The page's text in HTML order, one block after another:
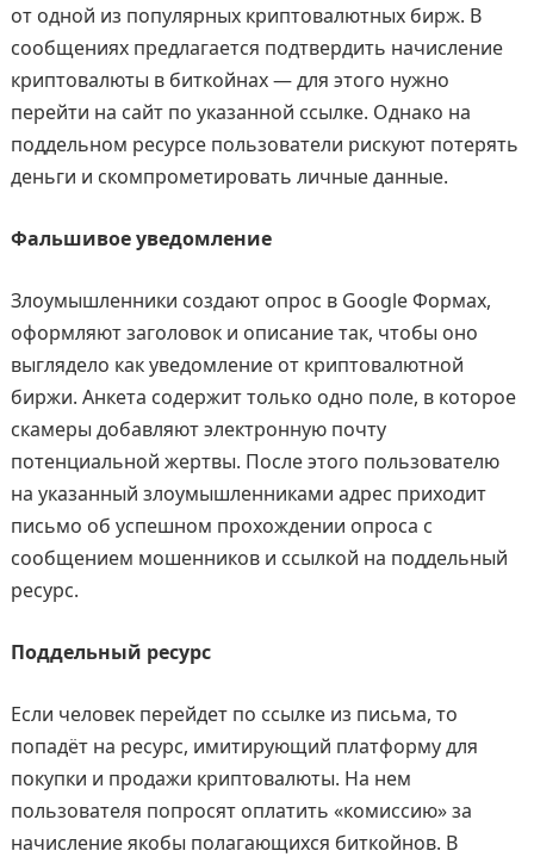
от одной из популярных криптовалютных бирж. В
сообщениях предлагается подтвердить начисление
криптовалюты в биткойнах — для этого нужно
перейти на сайт по указанной ссылке. Однако на
поддельном ресурсе пользователи рискуют потерять
деньги и скомпрометировать личные данные.
Фальшивое уведомление
Злоумышленники создают опрос в Google Формах,
оформляют заголовок и описание так, чтобы оно
выглядело как уведомление от криптовалютной
биржи. Анкета содержит только одно поле, в которое
скамеры добавляют электронную почту
потенциальной жертвы. После этого пользователю
на указанный злоумышленниками адрес приходит
письмо об успешном прохождении опроса с
сообщением мошенников и ссылкой на поддельный
ресурс.
Поддельный ресурс
Если человек перейдет по ссылке из письма, то
попадёт на ресурс, имитирующий платформу для
покупки и продажи криптовалюты. На нем
пользователя попросят оплатить «комиссию» за
начисление якобы полагающихся биткойнов. В